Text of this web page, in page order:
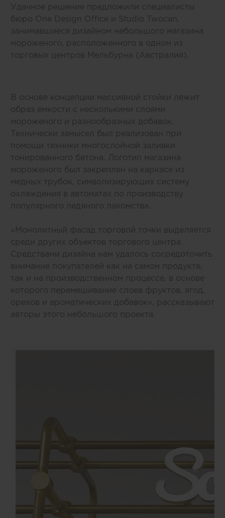
Удачное решение предложили специалисты
бюро One Design Office и Studio Twocan,
занимавшиеся дизайном небольшого магазина
мороженого, расположенного в одном из
торговых центров Мельбурна (Австралия).
В основе концепции массивной стойки лежит
образ емкости с несколькими слоями
мороженого и разнообразных добавок.
Технически замысел был реализован при
помощи техники многослойной заливки
тонированного бетона. Логотип магазина
мороженого был закреплен на каркасе из
медных трубок, символизирующих систему
охлаждения в автоматах по производству
популярного ледяного лакомства.
«Монолитный фасад торговой точки выделяется
среди других объектов торгового центра.
Средствами дизайна нам удалось сосредоточить
внимание покупателей как на самом продукте,
так и на производственном процессе, в основе
которого перемешивание слоев фруктов, ягод,
орехов и ароматических добавок», рассказывают
авторы этого небольшого проекта.